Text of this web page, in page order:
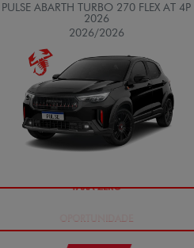
PULSE ABARTH TURBO 270 FLEX AT 4P
2026
2026/2026